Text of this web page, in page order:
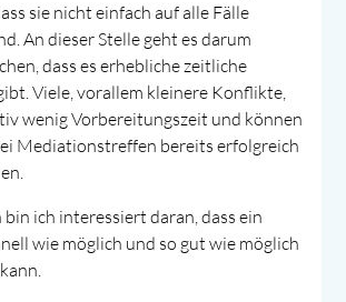
sie nicht einfach auf alle Fälle
An dieser Stelle geht es darum
dass es erhebliche zeitliche
Viele, vorallem kleinere Konflikte,
wenig Vorbereitungszeit und können
Mediationstreffen bereits erfolgreich
ich interessiert daran, dass ein
wie möglich und so gut wie möglich